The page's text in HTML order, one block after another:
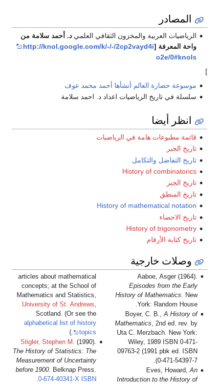
المصادر
الرياضيات العربية والمخزون الثقافي العلمي د. أحمد سلامة من
واحة المعرفة [http://knol.google.com/k/-/-/2cp2vayd4i
o2e/0#knols
]
موسوعة حضارة العالم أنشأها أحمد محمد عوف
سلسلة في تاريخ الرياضيات اعداد د. احمد سلامة
انظر أيضا
قائمة مطبوعات هامة في الرياضيات
تاريخ الجبر
تاريخ التفاضل والتكامل
History of combinatorics
تاريخ الجبر
تاريخ المنطق
History of mathematical notation
تاريخ الاحصاء
History of trigonometry
تاريخ كتابة الأرقام
وصلات خارجية
Aaboe, Asger (1964).
Episodes from the Early
History of Mathematics . New
York: Random House.
Boyer, C. B.,A History of
Mathematics, 2nd ed. rev. by
Uta C. Merzbach. New York:
Wiley, 1989 ISBN 0-471-
09763-2 (1991 pbk ed. ISBN
0-471-54397-7).
Eves, Howard,An
Introduction to the History of
articles about mathematical
concepts; at the School of
Mathematics and Statistics,
University of St. Andrews
Scotland. (Or see the
alphabetical list of history
topics
.)
Stigler, Stephen M. (1990).
The History of Statistics: The
Measurement of Uncertainty
before 1900. Belknap Press.
ISBN
0-674-40341-X
.